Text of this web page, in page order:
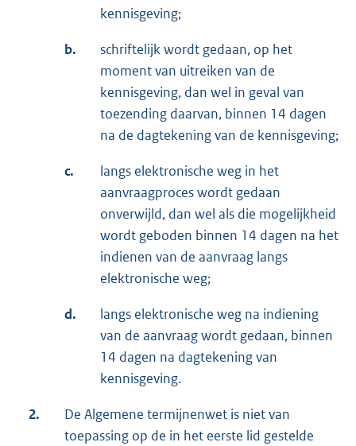
kennisgeving;
b.
schriftelijk wordt gedaan, op het
moment van uitreiken van de
kennisgeving, dan wel in geval van
toezending daarvan, binnen 14 dagen
na de dagtekening van de kennisgeving;
c.
langs elektronische weg in het
aanvraagproces wordt gedaan
onverwijld, dan wel als die mogelijkheid
wordt geboden binnen 14 dagen na het
indienen van de aanvraag langs
elektronische weg;
d.
langs elektronische weg na indiening
van de aanvraag wordt gedaan, binnen
14 dagen na dagtekening van
kennisgeving.
2.
De Algemene termijnenwet is niet van
toepassing op de in het eerste lid gestelde